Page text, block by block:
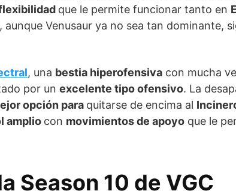
que le permite funcionar tanto en
aunque Venusaur ya no sea tan dominante,
, una bestia hiperofensiva con mucha
por un excelente tipo ofensivo. La
opción para quitarse de encima al
amplio con movimientos de apoyo que le
Season 10 de VGC